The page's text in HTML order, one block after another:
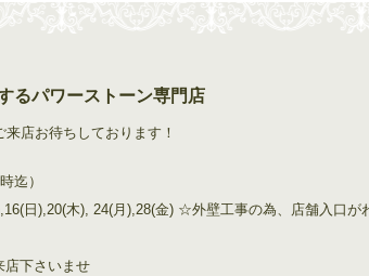
るパワーストーン専門店
来店お待ちしております！
迄）
日),20(木), 24(月),28(金) ☆外壁工事の為、店舗入口
下さいませ